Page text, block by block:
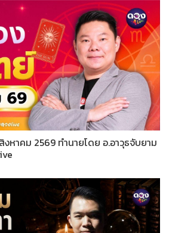
หาคม 2569 ทำนายโดย อ.อาวุธจับยาม